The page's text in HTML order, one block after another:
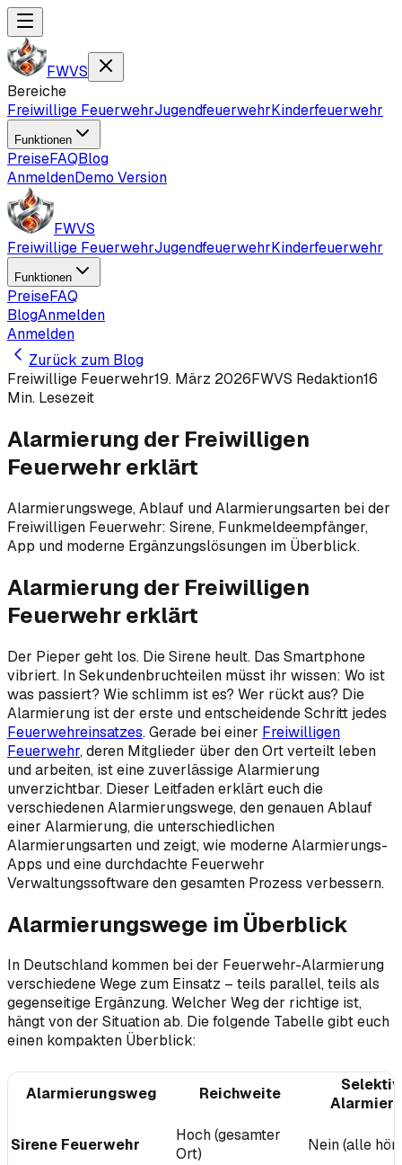
FWVS
Bereiche
Freiwillige FeuerwehrJugendfeuerwehrKinderfeuerwehr
Funktionen
PreiseFAQBlog
AnmeldenDemo Version
FWVS
Freiwillige FeuerwehrJugendfeuerwehrKinderfeuerwehr
Funktionen
PreiseFAQ
BlogAnmelden
Anmelden
Zurück zum Blog
Freiwillige Feuerwehr19. März 2026FWVS Redaktion16
Min. Lesezeit
Alarmierung der Freiwilligen
Feuerwehr erklärt
Alarmierungswege, Ablauf und Alarmierungsarten bei der
Freiwilligen Feuerwehr: Sirene, Funkmeldeempfänger,
App und moderne Ergänzungslösungen im Überblick.
Alarmierung der Freiwilligen
Feuerwehr erklärt
Der Pieper geht los. Die Sirene heult. Das Smartphone
vibriert. In Sekundenbruchteilen müsst ihr wissen: Wo ist
was passiert? Wie schlimm ist es? Wer rückt aus? Die
Alarmierung ist der erste und entscheidende Schritt jedes
Feuerwehreinsatzes. Gerade bei einer Freiwilligen
Feuerwehr, deren Mitglieder über den Ort verteilt leben
und arbeiten, ist eine zuverlässige Alarmierung
unverzichtbar. Dieser Leitfaden erklärt euch die
verschiedenen Alarmierungswege, den genauen Ablauf
einer Alarmierung, die unterschiedlichen
Alarmierungsarten und zeigt, wie moderne Alarmierungs-
Apps und eine durchdachte Feuerwehr
Verwaltungssoftware den gesamten Prozess verbessern.
Alarmierungswege im Überblick
In Deutschland kommen bei der Feuerwehr-Alarmierung
verschiedene Wege zum Einsatz – teils parallel, teils als
gegenseitige Ergänzung. Welcher Weg der richtige ist,
hängt von der Situation ab. Die folgende Tabelle gibt euch
einen kompakten Überblick:
Alarmierungsweg Reichweite
Sirene Feuerwehr
Hoch (gesamter
Ort)
Nein (alle